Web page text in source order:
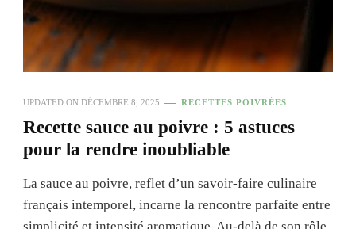
UPDATED ON DÉCEMBRE 8, 2025 RECETTES POIVRÉES
Recette sauce au poivre : 5 astuces
pour la rendre inoubliable
La sauce au poivre, reflet d’un savoir-faire culinaire
français intemporel, incarne la rencontre parfaite entre